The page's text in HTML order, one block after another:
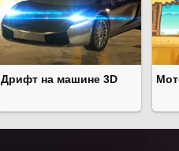
Дрифт на машине 3D